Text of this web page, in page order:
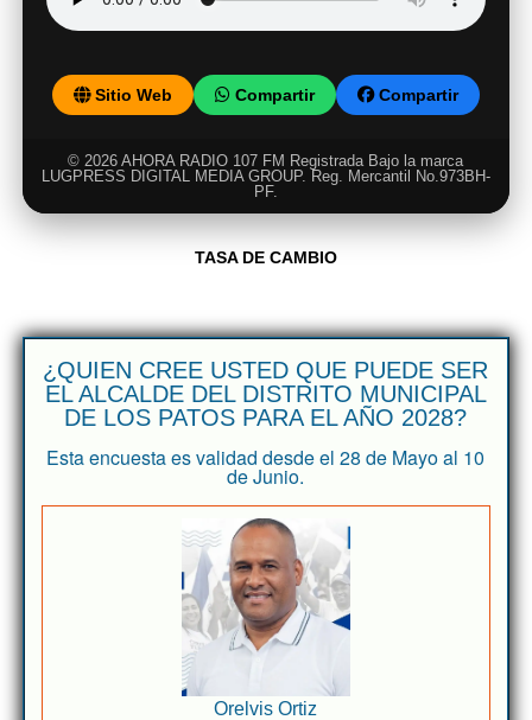
Sitio Web Compartir Compartir
© 2026 AHORA RADIO 107 FM Registrada Bajo la marca
LUGPRESS DIGITAL MEDIA GROUP. Reg. Mercantil No.973BH-
PF.
TASA DE CAMBIO
¿QUIEN CREE USTED QUE PUEDE SER
EL ALCALDE DEL DISTRITO MUNICIPAL
DE LOS PATOS PARA EL AÑO 2028?
Esta encuesta es validad desde el 28 de Mayo al 10
de Junio.
Orelvis Ortiz